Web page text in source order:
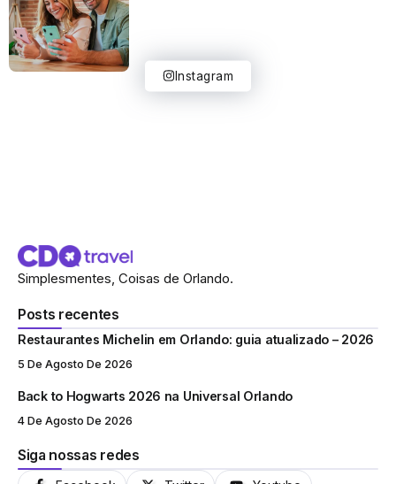
Instagram
Simplesmentes, Coisas de Orlando.
Posts recentes
Restaurantes Michelin em Orlando: guia atualizado – 2026
5 De Agosto De 2026
Back to Hogwarts 2026 na Universal Orlando
4 De Agosto De 2026
Siga nossas redes